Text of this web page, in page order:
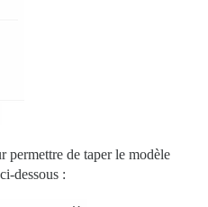
permettre de taper le modèle
dessous :